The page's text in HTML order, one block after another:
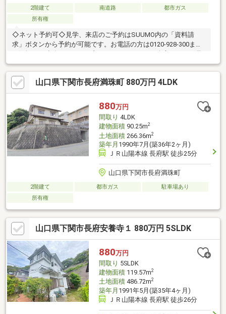
2階建て 南道路
都市ガス
所有権
◇ネット予約可◇見学、来店のご予約はSUUMO内の「資料請
求」ボタンから予約が可能です。お電話の方は0120-928-300まで
お気軽にご連絡ください。土日はもちろん平日の夕方からのご見
学・ご相談も承っております。◇現地見学の見どころ◇・収納の
位置や陽当たりを現地でお確かめください・スマートフォンやデ
ジカメで物件を撮影いただくことも可能です【どんなことでもご
相談ください！】・家を買うにはどのくらいの期間と費用がかか
るのかしら？・マンションと戸建はどちらがいいの？新築、それ
ともリフォーム済み物件？・他にも借入があるけど、住宅ローン
が組めるか不安だわ… 等々
山口県下関市長府満珠町 880万円 4LDK
880万円
間取り 4LDK
建物面積90.25m2
土地面積266.36m2
築年月 1990年7月(築36年2ヶ月)
ＪＲ山陽本線 長府駅 徒歩25分
山口県下関市長府満珠町
2階建て 都市ガス
駐車場あり
所有権
山口県下関市長府安養寺１ 880万円 5SLDK
880万円
間取り 5SLDK
建物面積119.57m2
土地面積486.72m2
築年月 1991年5月(築35年4ヶ月)
ＪＲ山陽本線 長府駅 徒歩26分